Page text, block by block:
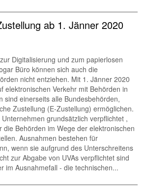
ab 1. Jänner 2020
Digitalisierung und zum papierlosen
Büro können sich auch die
nicht entziehen. Mit 1. Jänner 2020
elektronischen Verkehr mit Behörden in
sind einerseits alle Bundesbehörden,
Zustellung (E-Zustellung) ermöglichen.
grundsätzlich verpflichtet ,
die Behörden im Wege der elektronischen
Ausnahmen bestehen für
wenn sie aufgrund des Unterschreitens
zur Abgabe von UVAs verpflichtet sind
im Ausnahmefall - die technischen...